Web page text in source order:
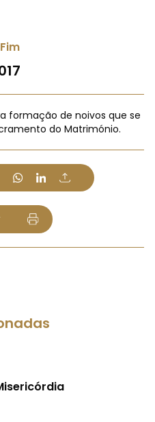
formação de noivos que se
do Matrimónio.